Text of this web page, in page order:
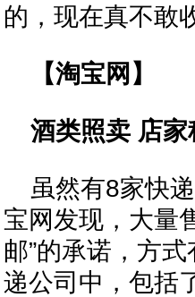
的，现在真不敢
【淘宝网】
酒类照卖 店
虽然有8家快
宝网发现，大量
邮”的承诺，方
递公司中，包括